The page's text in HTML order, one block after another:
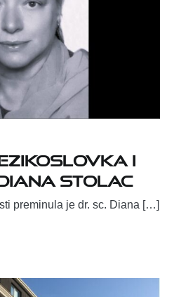
i
Stolac
preminula je dr. sc. Diana […]